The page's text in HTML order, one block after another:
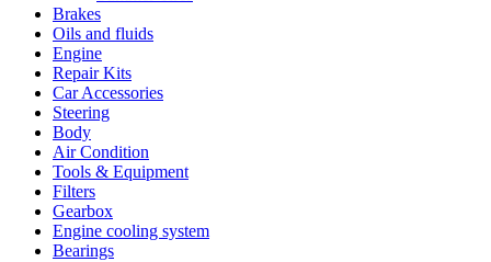
Brakes
Oils and fluids
Engine
Repair Kits
Car Accessories
Steering
Body
Air Condition
Tools & Equipment
Filters
Gearbox
Engine cooling system
Bearings